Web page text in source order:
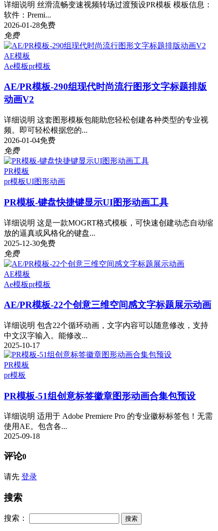
详细说明 丝滑流畅变速视频转场过渡预设PR模板 模板信息：
软件：Premi...
2026-01-28免费
免费
AE模板
Ae模板pr模板
AE/PR模板-290组现代时尚流行图形文字标题排版
动画V2
详细说明 这套图形模板包能助您轻松创建各种类型的专业视
频。即可轻松根据您的...
2026-01-04免费
免费
PR模板
pr模板UI图形动画
PR模板-键盘快捷键显示UI图形动画工具
详细说明 这是一款MOGRT格式模板，可快速创建动态自动缩
放的逼真或风格化的键盘...
2025-12-30免费
免费
AE模板
Ae模板pr模板
AE/PR模板-22个创意三维空间感文字标题展示动画
详细说明 包含22个循环动画，文字内容可以随意修改，支持
中文汉字输入。能修改...
2025-10-17
PR模板
pr模板
PR模板-51组创意标签徽章图形动画合集包预设
详细说明 适用于 Adob​​e Premiere Pro 的专业徽标标签包！无需
使用AE。包含各...
2025-09-18
评论0
请先 登录
搜索
搜索：